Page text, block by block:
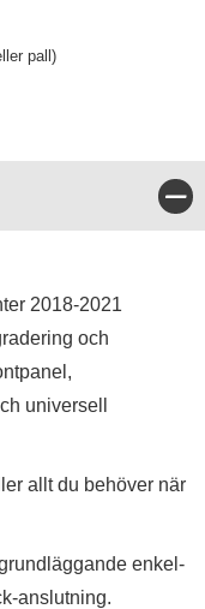
pall)
2018-2021
och
universell
allt du behöver när
enkel-
anslutning.